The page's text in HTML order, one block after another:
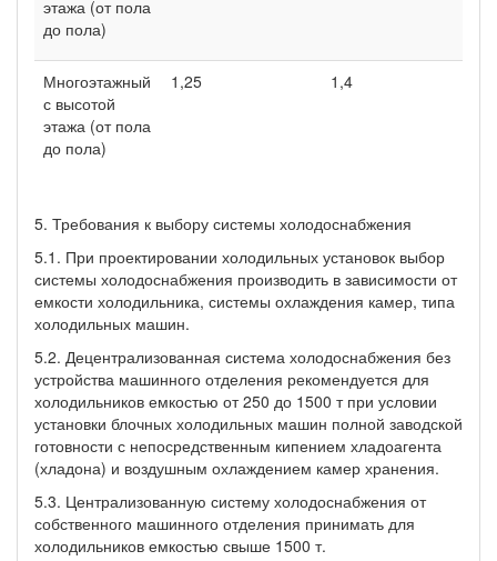
этажа (от пола
до пола)
Многоэтажный
с высотой
этажа (от пола
до пола)
1,25 1,4
5. Требования к выбору системы холодоснабжения
5.1. При проектировании холодильных установок выбор
системы холодоснабжения производить в зависимости от
емкости холодильника, системы охлаждения камер, типа
холодильных машин.
5.2. Децентрализованная система холодоснабжения без
устройства машинного отделения рекомендуется для
холодильников емкостью от 250 до 1500 т при условии
установки блочных холодильных машин полной заводской
готовности с непосредственным кипением хладоагента
(хладона) и воздушным охлаждением камер хранения.
5.3. Централизованную систему холодоснабжения от
собственного машинного отделения принимать для
холодильников емкостью свыше 1500 т.